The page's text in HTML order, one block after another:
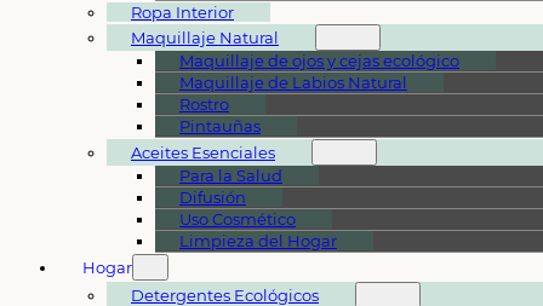
Ropa Interior
Maquillaje Natural
Maquillaje de ojos y cejas ecológico
Maquillaje de Labios Natural
Rostro
Pintauñas
Aceites Esenciales
Para la Salud
Difusión
Uso Cosmético
Limpieza del Hogar
Hogar
Detergentes Ecológicos